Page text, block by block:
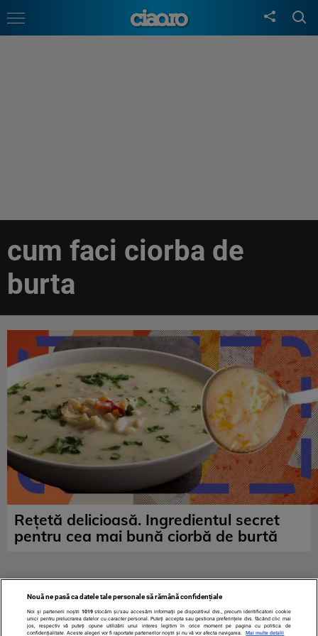
cum faci ciorba de
burta
Rețetă delicioasă. Ingredientul secret
pentru cea mai bună ciorbă de burtă
Nouă ne pasă ca datele tale personale să rămână confidențiale
Noi și partenerii noștri 1019stocăm și/sau accesăm informații pe dispozitivul dvs., precum identificatorii cookie
unici pentru prelucrarea datelor cu caracter personal. Puteți accepta sau gestiona preferințele dvs. făcând clic mai
jos, respectiv vă puteți opune utilizării unui interes legitim în orice moment pe pagina cu politica de
confidențialitate. Aceste alegeri vor fi raportate partenerilor noștri și nu vă vor afecta navigarea.
Mai multe detalii